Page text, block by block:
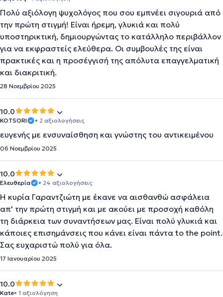
Πολύ αξιόλογη ψυχολόγος που σου εμπνέει σιγουριά από
την πρώτη στιγμή! Είναι ήρεμη, γλυκιά και πολύ
υποστηρικτική, δημιουργώντας το κατάλληλο περιβάλλον
για να εκφραστείς ελεύθερα. Οι συμβουλές της είναι
πρακτικές και η προσέγγισή της απόλυτα επαγγελματική
και διακριτική.
28 Νοεμβρίου 2025
10.0
KOTSORI • 2 αξιολογήσεις
ευγενής με ενσυναίσθηση και γνώστης του αντικειμένου
06 Νοεμβρίου 2025
10.0
Ελευθερία • 24 αξιολογήσεις
Η κυρία Γαραντζιώτη με έκανε να αισθανθώ ασφάλεια
απ' την πρώτη στιγμή και με ακούει με προσοχή καθόλη
τη διάρκεια των συναντήσεων μας. Είναι πολύ γλυκιά και
κάποιες επισημάνσεις που κάνει είναι πάντα to the point.
Σας ευχαριστώ πολύ για όλα.
17 Ιανουαρίου 2025
10.0
Kate• 1 αξιολόγηση